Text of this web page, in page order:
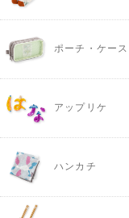
ポーチ・ケース
アップリケ
ハンカチ